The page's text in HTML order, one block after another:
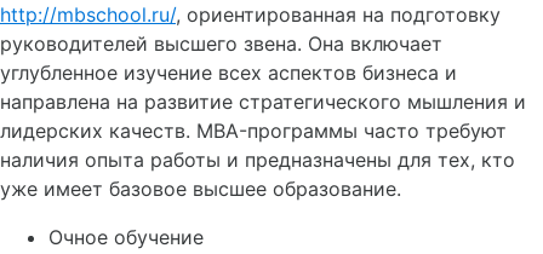
http://mbschool.ru/, ориентированная на подготовку
руководителей высшего звена. Она включает
углубленное изучение всех аспектов бизнеса и
направлена на развитие стратегического мышления и
лидерских качеств. MBA-программы часто требуют
наличия опыта работы и предназначены для тех, кто
уже имеет базовое высшее образование.
Очное обучение